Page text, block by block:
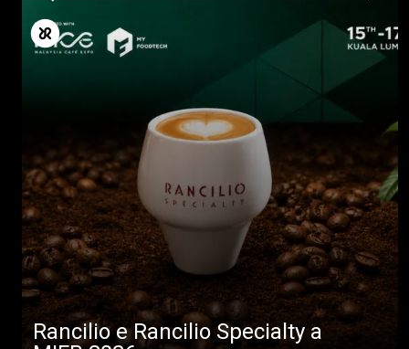
Rancilio e Rancilio Specialty a